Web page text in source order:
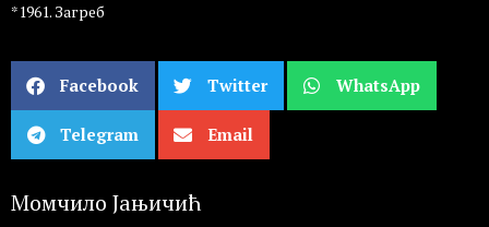
*1961. Загреб
Facebook Twitter WhatsApp
Telegram Email
Момчило Јањичић